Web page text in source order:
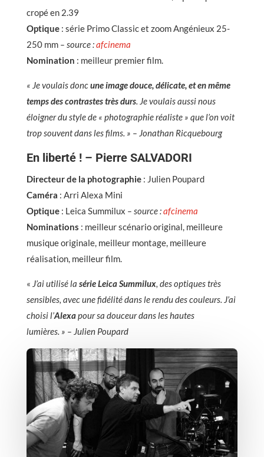
cropé en 2.39
Optique: série Primo Classic et zoom Angénieux 25-
250 mm – source :afcinema
Nomination : meilleur premier film.
« Je voulais doncune image douce, délicate, et en même
temps des contrastes très durs. Je voulais aussi nous
éloigner du style de « photographie réaliste » que l’on voit
trop souvent dans les films. » – Jonathan Ricquebourg
En liberté ! – Pierre SALVADORI
Directeur de la photographie: Julien Poupard
Caméra : Arri Alexa Mini
Optique: Leica Summilux – source :afcinema
Nominations : meilleur scénario original, meilleure
musique originale, meilleur montage, meilleure
réalisation, meilleur film.
« J’ai utilisé la série Leica Summilux, des optiques très
sensibles, avec une fidélité dans le rendu des couleurs. J’ai
choisi l’Alexapour sa douceur dans les hautes
lumières. » – Julien Poupard